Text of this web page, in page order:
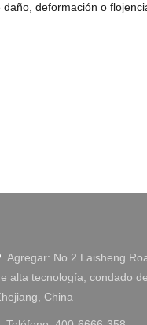
deformación o
Agregar: No.2 Laisheng
alta tecnología, condado
China